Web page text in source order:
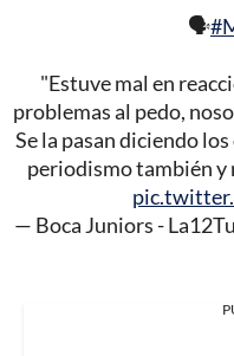
🗣️
"Estuve mal en
problemas al pedo,
Se la pasan diciendo
periodismo también y
— Boca Juniors -